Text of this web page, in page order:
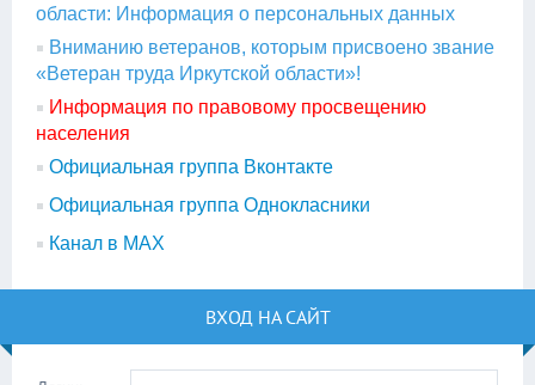
области: Информация о персональных данных
Вниманию ветеранов, которым присвоено звание
«Ветеран труда Иркутской области»!
Информация по правовому просвещению
населения
Официальная группа Вконтакте
Официальная группа Однокласники
Канал в МАХ
ВХОД НА САЙТ